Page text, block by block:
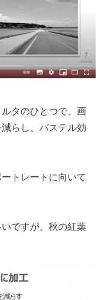
ルタのひとつで、画
らし、パステル効
トレートに向いて
ですが、秋の紅葉